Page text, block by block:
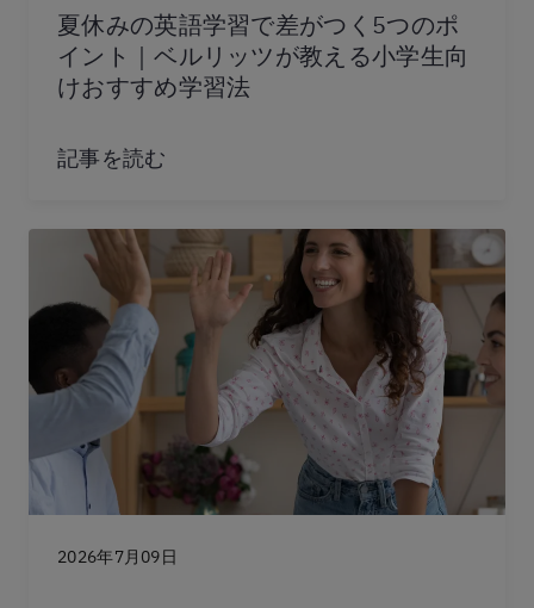
夏休みの英語学習で差がつく5つのポ
イント｜ベルリッツが教える小学生向
けおすすめ学習法
記事を読む
2026年7月09日